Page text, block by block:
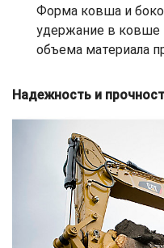
Форма ковша и
удержание в ковше
объема материала
Надежность и